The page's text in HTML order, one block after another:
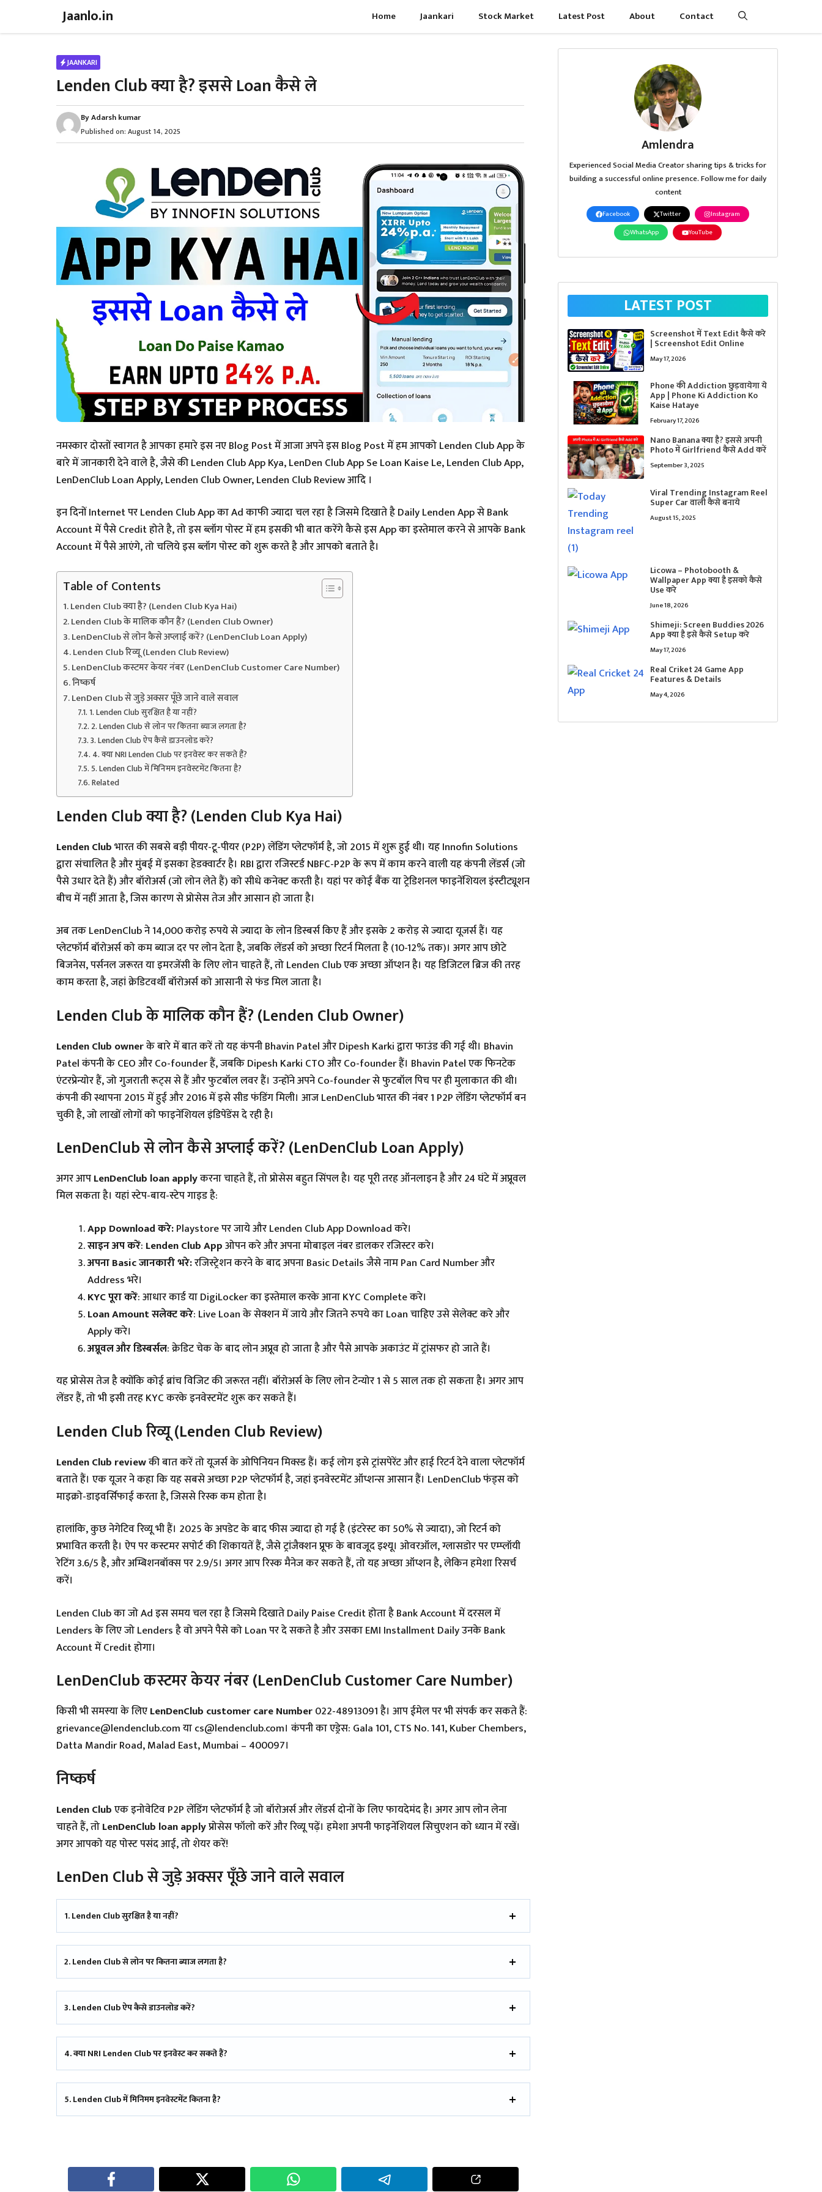
Jaanlo.in Home Jaankari Stock Market Latest Post About Contact
JAANKARI
Lenden Club क्या है? इससे Loan कैसे ले
ByAdarsh kumar
Published on: August 14, 2025
नमस्कार दोस्तों स्वागत है आपका हमारे इस नए Blog Post में आजा अपने इस Blog Post में हम आपको Lenden Club App के
बारे में जानकारी देने वाले है, जैसे की Lenden Club App Kya, LenDen Club App Se Loan Kaise Le, Lenden Club App,
LenDenClub Loan Apply, Lenden Club Owner, Lenden Club Review आदि ।
इन दिनों Internet पर Lenden Club App का Ad काफी ज्यादा चल रहा है जिसमे दिखाते है Daily Lenden App से Bank
Account में पैसे Credit होते है, तो इस ब्लॉग पोस्ट में हम इसकी भी बात करेंगे कैसे इस App का इस्तेमाल करने से आपके Bank
Account में पैसे आएंगे, तो चलिये इस ब्लॉग पोस्ट को शुरू करते है और आपको बताते है।
Table of Contents
Lenden Club क्या है? (Lenden Club Kya Hai)
Lenden Club के मालिक कौन हैं? (Lenden Club Owner)
LenDenClub से लोन कैसे अप्लाई करें? (LenDenClub Loan Apply)
Lenden Club रिव्यू (Lenden Club Review)
LenDenClub कस्टमर केयर नंबर (LenDenClub Customer Care Number)
निष्कर्ष
LenDen Club से जुड़े अक्सर पूँछे जाने वाले सवाल
1. Lenden Club सुरक्षित है या नहीं?
2. Lenden Club से लोन पर कितना ब्याज लगता है?
3. Lenden Club ऐप कैसे डाउनलोड करें?
4. क्या NRI Lenden Club पर इनवेस्ट कर सकते हैं?
5. Lenden Club में मिनिमम इनवेस्टमेंट कितना है?
Related
Lenden Club क्या है? (Lenden Club Kya Hai)
Lenden Clubभारत की सबसे बड़ी पीयर-टू-पीयर (P2P) लेंडिंग प्लेटफॉर्म है, जो 2015 में शुरू हुई थी। यह Innofin Solutions
द्वारा संचालित है और मुंबई में इसका हेडक्वार्टर है। RBI द्वारा रजिस्टर्ड NBFC-P2P के रूप में काम करने वाली यह कंपनी लेंडर्स (जो
पैसे उधार देते हैं) और बॉरोअर्स (जो लोन लेते हैं) को सीधे कनेक्ट करती है। यहां पर कोई बैंक या ट्रेडिशनल फाइनेंशियल इंस्टीट्यूशन
बीच में नहीं आता है, जिस कारण से प्रोसेस तेज और आसान हो जाता है।
अब तक LenDenClub ने 14,000 करोड़ रुपये से ज्यादा के लोन डिस्बर्स किए हैं और इसके 2 करोड़ से ज्यादा यूजर्स हैं। यह
प्लेटफॉर्म बॉरोअर्स को कम ब्याज दर पर लोन देता है, जबकि लेंडर्स को अच्छा रिटर्न मिलता है (10-12% तक)। अगर आप छोटे
बिजनेस, पर्सनल जरूरत या इमरजेंसी के लिए लोन चाहते हैं, तो Lenden Club एक अच्छा ऑप्शन है। यह डिजिटल ब्रिज की तरह
काम करता है, जहां क्रेडिटवर्थी बॉरोअर्स को आसानी से फंड मिल जाता है।
Lenden Club के मालिक कौन हैं? (Lenden Club Owner)
Lenden Club ownerके बारे में बात करें तो यह कंपनी Bhavin Patel और Dipesh Karki द्वारा फाउंड की गई थी। Bhavin
Patel कंपनी के CEO और Co-founder हैं, जबकि Dipesh Karki CTO और Co-founder हैं। Bhavin Patel एक फिनटेक
एंटरप्रेन्योर हैं, जो गुजराती रूट्स से हैं और फुटबॉल लवर हैं। उन्होंने अपने Co-founder से फुटबॉल पिच पर ही मुलाकात की थी।
कंपनी की स्थापना 2015 में हुई और 2016 में इसे सीड फंडिंग मिली। आज LenDenClub भारत की नंबर 1 P2P लेंडिंग प्लेटफॉर्म बन
चुकी है, जो लाखों लोगों को फाइनेंशियल इंडिपेंडेंस दे रही है।
LenDenClub से लोन कैसे अप्लाई करें? (LenDenClub Loan Apply)
अगर आपLenDenClub loan applyकरना चाहते हैं, तो प्रोसेस बहुत सिंपल है। यह पूरी तरह ऑनलाइन है और 24 घंटे में अप्रूवल
मिल सकता है। यहां स्टेप-बाय-स्टेप गाइड है:
App Download करे:Playstore पर जाये और Lenden Club App Download करे।
साइन अप करें: Lenden Club Appओपन करे और अपना मोबाइल नंबर डालकर रजिस्टर करे।
अपना Basic जानकारी भरे:रजिस्ट्रेशन करने के बाद अपना Basic Details जैसे नाम Pan Card Number और
Address भरे।
KYC पूरा करें: आधार कार्ड या DigiLocker का इस्तेमाल करके आना KYC Complete करे।
Loan Amount सलेक्ट करे: Live Loan के सेक्शन में जाये और जितने रुपये का Loan चाहिए उसे सेलेक्ट करे और
Apply करे।
अप्रूवल और डिस्बर्सल: क्रेडिट चेक के बाद लोन अप्रूव हो जाता है और पैसे आपके अकाउंट में ट्रांसफर हो जाते हैं।
यह प्रोसेस तेज है क्योंकि कोई ब्रांच विजिट की जरूरत नहीं। बॉरोअर्स के लिए लोन टेन्योर 1 से 5 साल तक हो सकता है। अगर आप
लेंडर हैं, तो भी इसी तरह KYC करके इनवेस्टमेंट शुरू कर सकते हैं।
Lenden Club रिव्यू (Lenden Club Review)
Lenden Club reviewकी बात करें तो यूजर्स के ओपिनियन मिक्स्ड हैं। कई लोग इसे ट्रांसपेरेंट और हाई रिटर्न देने वाला प्लेटफॉर्म
बताते हैं। एक यूजर ने कहा कि यह सबसे अच्छा P2P प्लेटफॉर्म है, जहां इनवेस्टमेंट ऑप्शन्स आसान हैं। LenDenClub फंड्स को
माइक्रो-डाइवर्सिफाई करता है, जिससे रिस्क कम होता है।
हालांकि, कुछ नेगेटिव रिव्यू भी हैं। 2025 के अपडेट के बाद फीस ज्यादा हो गई है (इंटरेस्ट का 50% से ज्यादा), जो रिटर्न को
प्रभावित करती है। ऐप पर कस्टमर सपोर्ट की शिकायतें हैं, जैसे ट्रांजैक्शन प्रूफ के बावजूद इश्यू। ओवरऑल, ग्लासडोर पर एम्प्लॉयी
रेटिंग 3.6/5 है, और अम्बिशनबॉक्स पर 2.9/5। अगर आप रिस्क मैनेज कर सकते हैं, तो यह अच्छा ऑप्शन है, लेकिन हमेशा रिसर्च
करें।
Lenden Club का जो Ad इस समय चल रहा है जिसमे दिखाते Daily Paise Credit होता है Bank Account में दरसल में
Lenders के लिए जो Lenders है वो अपने पैसे को Loan पर दे सकते है और उसका EMI Installment Daily उनके Bank
Account में Credit होगा।
LenDenClub कस्टमर केयर नंबर (LenDenClub Customer Care Number)
किसी भी समस्या के लिएLenDenClub customer care Number022-48913091 है। आप ईमेल पर भी संपर्क कर सकते हैं:
grievance@lendenclub.com या cs@lendenclub.com। कंपनी का एड्रेस: Gala 101, CTS No. 141, Kuber Chembers,
Datta Mandir Road, Malad East, Mumbai – 400097।
निष्कर्ष
Lenden Clubएक इनोवेटिव P2P लेंडिंग प्लेटफॉर्म है जो बॉरोअर्स और लेंडर्स दोनों के लिए फायदेमंद है। अगर आप लोन लेना
चाहते हैं, तोLenDenClub loan applyप्रोसेस फॉलो करें और रिव्यू पढ़ें। हमेशा अपनी फाइनेंशियल सिचुएशन को ध्यान में रखें।
अगर आपको यह पोस्ट पसंद आई, तो शेयर करें!
LenDen Club से जुड़े अक्सर पूँछे जाने वाले सवाल
1. Lenden Club सुरक्षित है या नहीं?
2. Lenden Club से लोन पर कितना ब्याज लगता है?
3. Lenden Club ऐप कैसे डाउनलोड करें?
4. क्या NRI Lenden Club पर इनवेस्ट कर सकते हैं?
5. Lenden Club में मिनिमम इनवेस्टमेंट कितना है?
Amlendra
Experienced Social Media Creator sharing tips & tricks for
building a successful online presence. Follow me for daily
content
Facebook Twitter
Instagram
WhatsApp
YouTube
LATEST POST
Screenshot में Text Edit कैसे करे
| Screenshot Edit Online
May 17, 2026
Phone की Addiction छुड़वायेगा ये
App | Phone Ki Addiction Ko
Kaise Hataye
February 17, 2026
Nano Banana क्या है? इससे अपनी
Photo में Girlfriend कैसे Add करें
September 3, 2025
Viral Trending Instagram Reel
Super Car वाली कैसे बनाये
August 15, 2025
Licowa – Photobooth &
Wallpaper App क्या है इसको कैसे
Use करे
June 18, 2026
Shimeji: Screen Buddies 2026
App क्या है इसे कैसे Setup करे
May 17, 2026
Real Criket 24 Game App
Features & Details
May 4, 2026